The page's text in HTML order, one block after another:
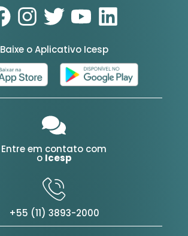
Baixe o Aplicativo Icesp
Entre em contato com
o Icesp
+55 (11) 3893-2000